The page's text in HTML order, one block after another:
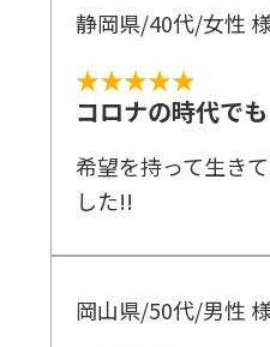
静岡県/40代/女性
★★★★★
コロナの時代でも
希望を持って生き
した!!
岡山県/50代/男性